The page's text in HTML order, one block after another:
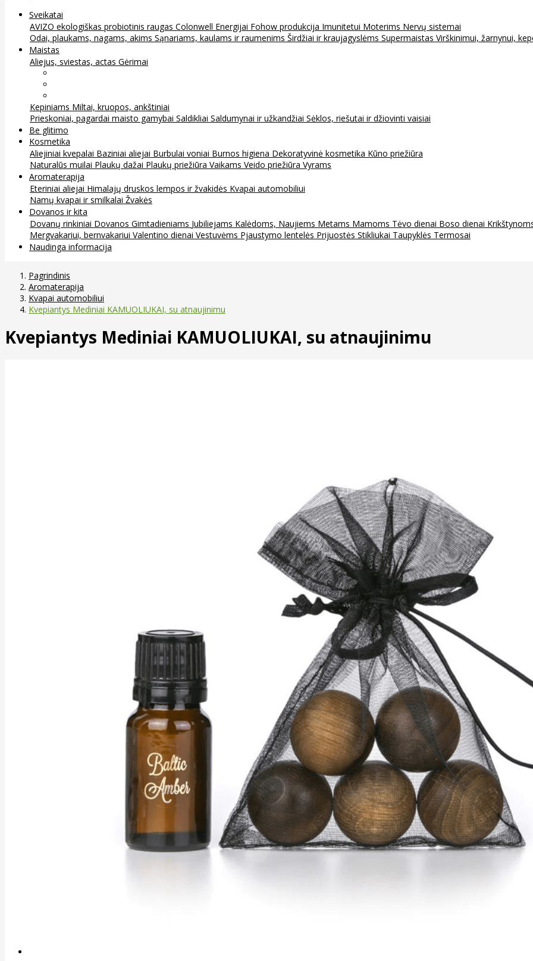
Sveikatai
AVIZO ekologiškas probiotinis raugas Colonwell Energijai Fohow produkcija Imunitetui Moterims Nervų sistemai
Odai, plaukams, nagams, akims Sąnariams, kaulams ir raumenims Širdžiai ir kraujagyslėms Supermaistas Virškinimui, žarnynui,
Maistas
Aliejus, sviestas, actas Gėrimai
Kepiniams Miltai, kruopos, ankštiniai
Prieskoniai, pagardai maisto gamybai Saldikliai Saldumynai ir užkandžiai Sėklos, riešutai ir džiovinti vaisiai
Be glitimo
Kosmetika
Aliejiniai kvepalai Baziniai aliejai Burbulai voniai Burnos higiena Dekoratyvinė kosmetika Kūno priežiūra
Naturalūs muilai Plaukų dažai Plaukų priežiūra Vaikams Veido priežiūra Vyrams
Aromaterapija
Eteriniai aliejai Himalajų druskos lempos ir žvakidės Kvapai automobiliui
Namų kvapai ir smilkalai Žvakės
Dovanos ir kita
Dovanų rinkiniai Dovanos Gimtadieniams Jubiliejams Kalėdoms, Naujiems Metams Mamoms Tėvo dienai Boso dienai
Mergvakariui, bernvakariui Valentino dienai Vestuvėms Pjaustymo lentelės Prijuostės Stikliukai Taupyklės Termosai
Naudinga informacija
Pagrindinis
Aromaterapija
Kvapai automobiliui
Kvepiantys Mediniai KAMUOLIUKAI, su atnaujinimu
Kvepiantys Mediniai KAMUOLIUKAI, su atnaujinimu